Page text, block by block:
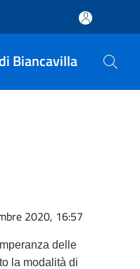
Biancavilla
2020, 16:57
delle
la modalità di